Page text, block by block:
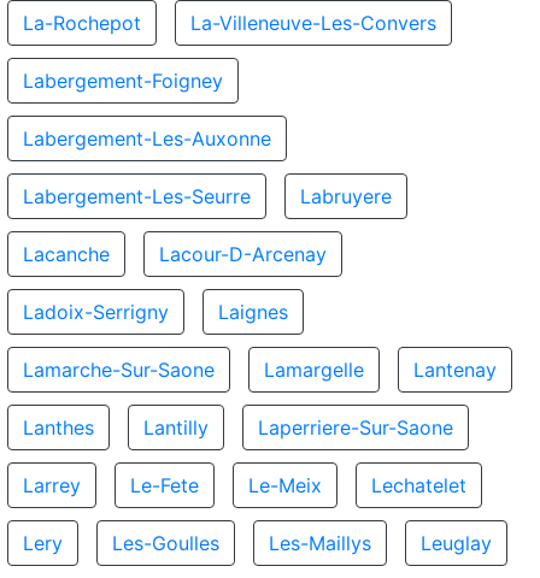
La-Rochepot La-Villeneuve-Les-Convers
Labergement-Foigney
Labergement-Les-Auxonne
Labergement-Les-Seurre Labruyere
Lacanche Lacour-D-Arcenay
Ladoix-Serrigny Laignes
Lamarche-Sur-Saone Lamargelle Lantenay
Lanthes Lantilly Laperriere-Sur-Saone
Larrey Le-Fete Le-Meix Lechatelet
Lery Les-Goulles Les-Maillys Leuglay